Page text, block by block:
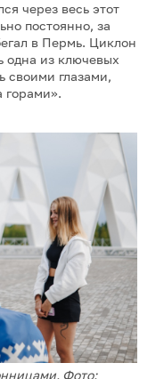
через весь этот
постоянно, за
в Пермь. Циклон
одна из ключевых
своими глазами,
горами».
Фото: